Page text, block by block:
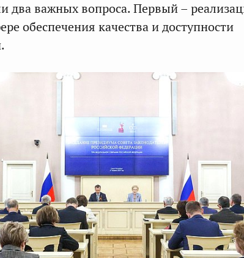
два важных вопроса. Первый –
обеспечения качества и доступности